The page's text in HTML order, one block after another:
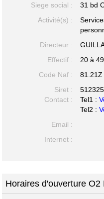
Siege social : 31 bd
Activité(s) :
Directeur :
Effectif :
20 à
Code Naf :
81.21Z
Siret :
Contact :
Tel1 :
Tel2 :
Email :
Internet :
Horaires d'ouverture O2